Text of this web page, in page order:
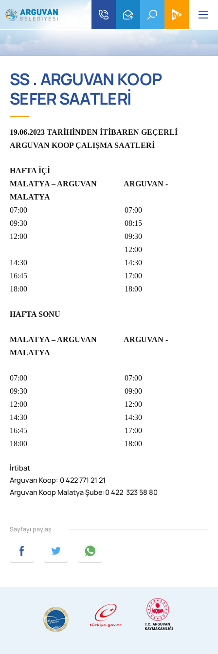
SS . ARGUVAN KOOP
SEFER SAATLERİ
19.06.2023 TARİHİNDEN İTİBAREN GEÇERLİ
ARGUVAN KOOP ÇALIŞMA SAATLERİ
HAFTA İÇİ
MALATYA – ARGUVAN ARGUVAN -
MALATYA
07:00 07:00
09:30 08:15
12:00 09:30
12:00
14:30 14:30
16:45 17:00
18:00 18:00
HAFTA SONU
MALATYA – ARGUVAN ARGUVAN -
MALATYA
07:00 07:00
09:30 09:00
12:00 12:00
14:30 14:30
16:45 17:00
18:00 18:00
İrtibat
Arguvan Koop: 0 422 771 21 21
Arguvan Koop Malatya Şube:0 422 323 58 80
Sayfayı paylaş